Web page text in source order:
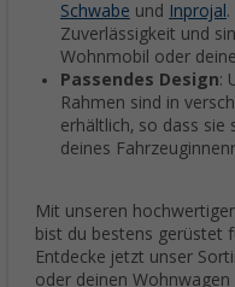
Schwabe und Inprojal
Zuverlässigkeit und
Wohnmobil oder
Passendes Design:
Rahmen sind in
erhältlich, so dass sie
deines
Mit unseren
bist du bestens gerüstet
Entdecke jetzt unser
oder deinen